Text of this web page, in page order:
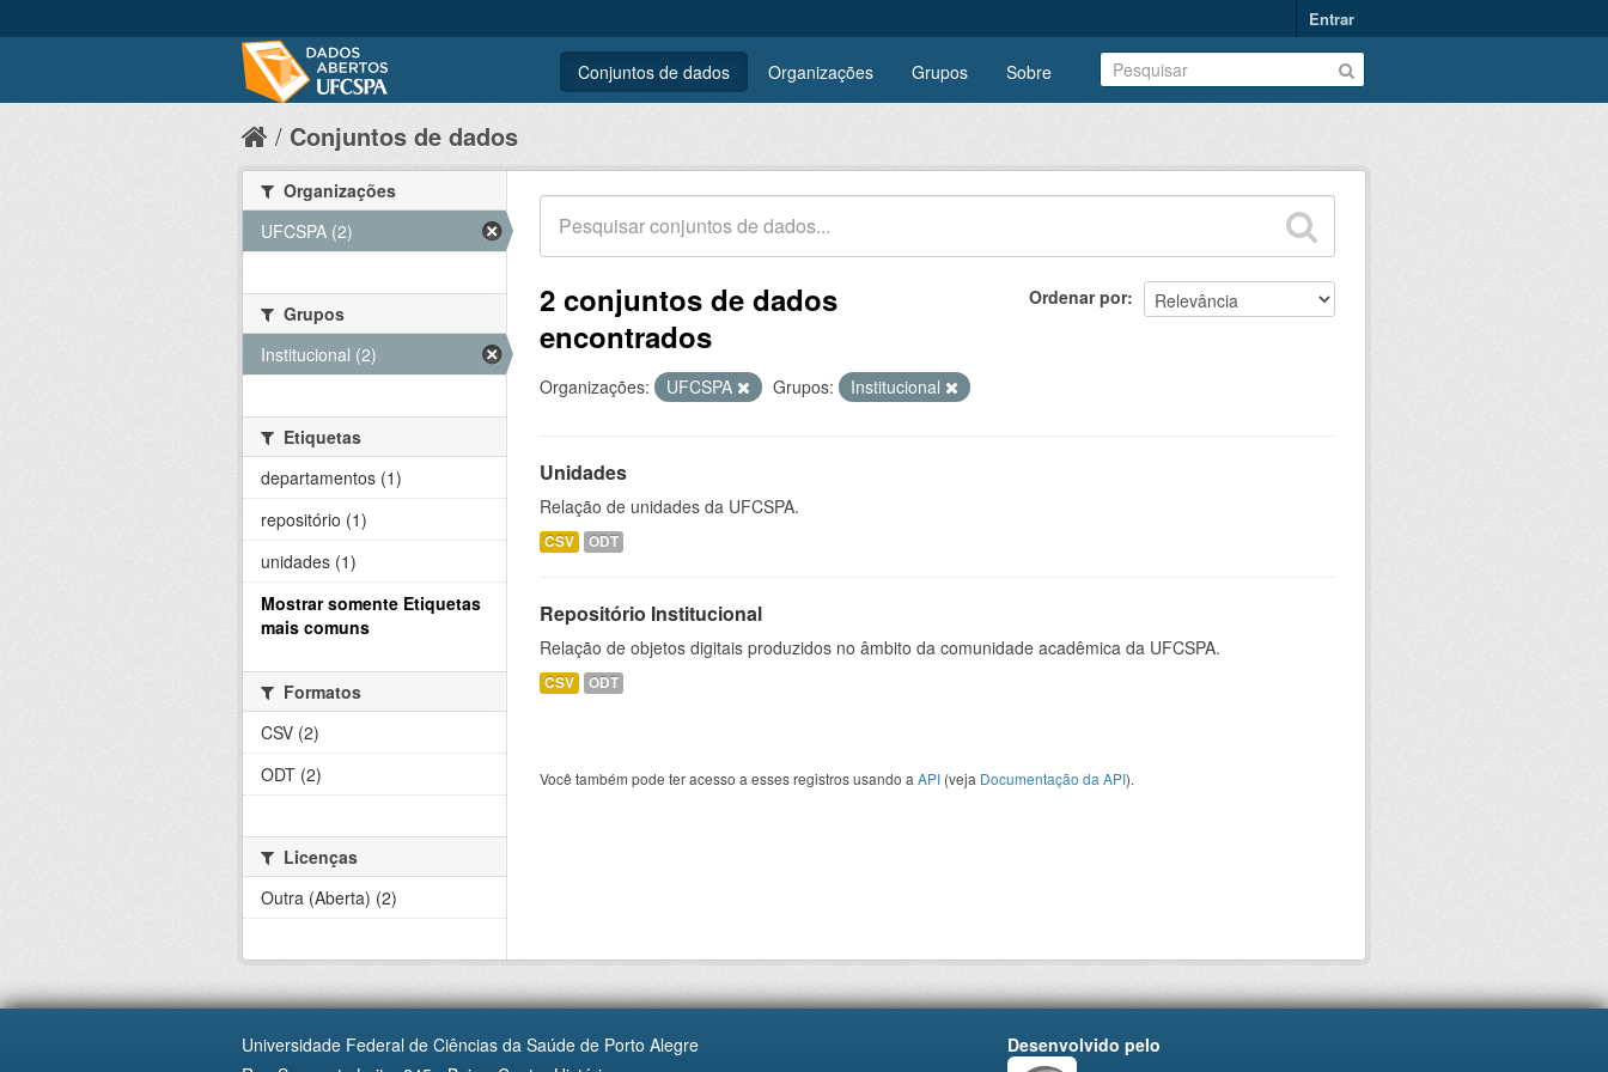
Entrar
Conjuntos de dados Organizações Grupos Sobre
Conjuntos de dados
Ordenar por
2 conjuntos de dados
encontrados
Organizações: UFCSPA Grupos: Institucional
Unidades
Relação de unidades da UFCSPA.
CSV ODT
Repositório Institucional
Relação de objetos digitais produzidos no âmbito da comunidade acadêmica da UFCSPA.
CSV ODT
Você também pode ter acesso a esses registros usando a API (veja Documentação da API).
Organizações
UFCSPA (2)
Grupos
Institucional (2)
Etiquetas
departamentos (1)
repositório (1)
unidades (1)
Mostrar somente Etiquetas
mais comuns
Formatos
CSV (2)
ODT (2)
Licenças
Outra (Aberta) (2)
Universidade Federal de Ciências da Saúde de Porto Alegre
Desenvolvido pelo